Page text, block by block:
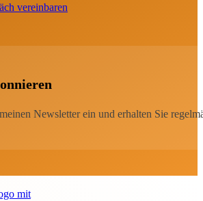
vereinbaren
Newsletter ein und erhalten Sie